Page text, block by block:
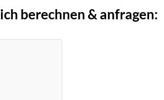
berechnen & anfragen: